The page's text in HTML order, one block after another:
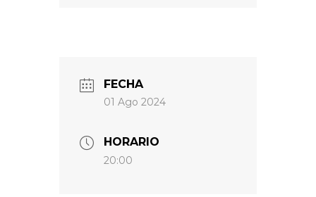
FECHA
01 Ago 2024
HORARIO
20:00